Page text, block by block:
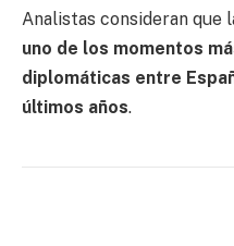
Analistas consideran que
uno de los momentos
diplomáticas entre
últimos años.